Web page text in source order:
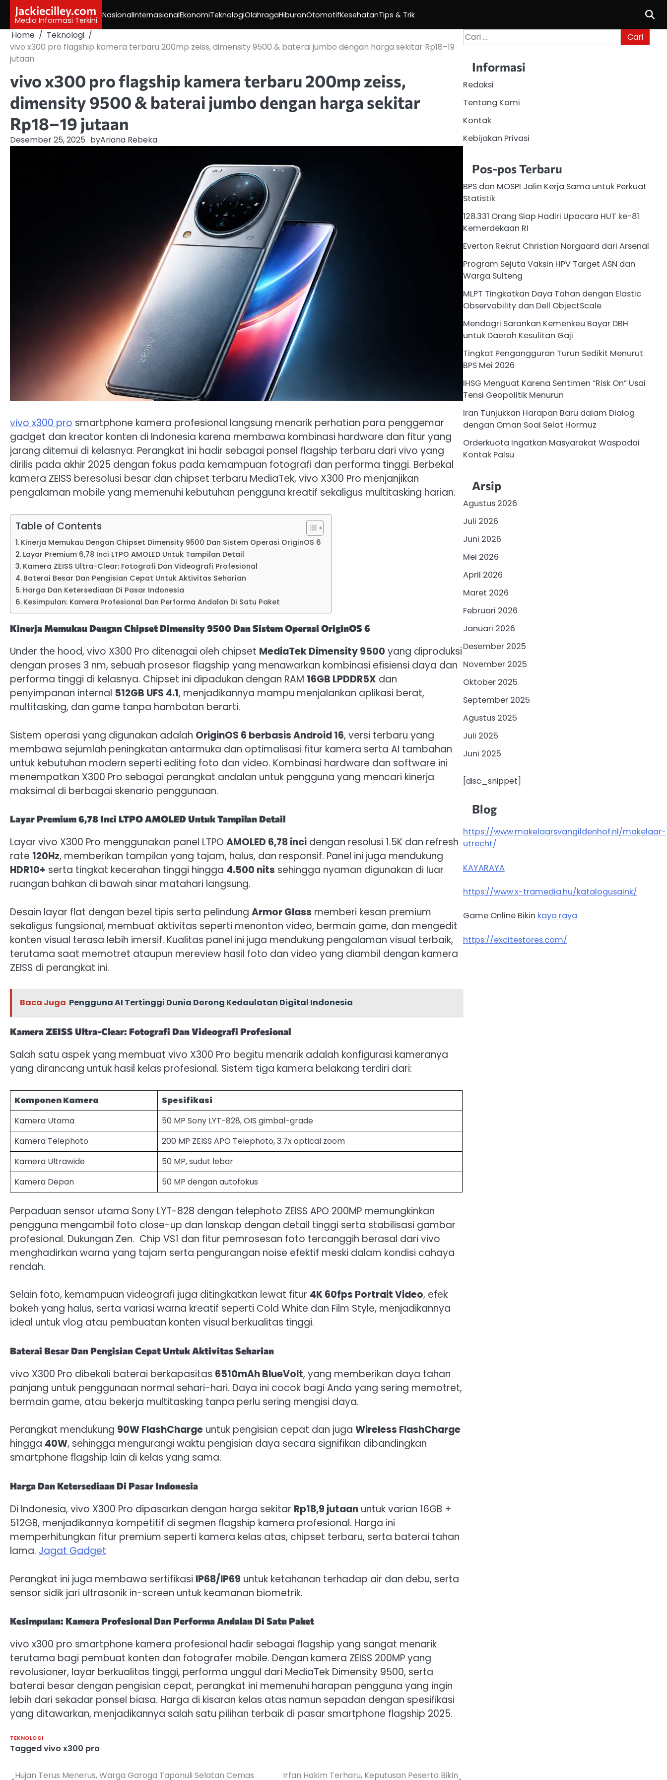
content
Jackiecilley.com
Media Informasi Terkini
NasionalInternasionalEkonomiTeknologiOlahragaHiburanOtomotifKesehatanTips & Trik
Home
Teknologi
vivo x300 pro flagship kamera terbaru 200mp zeiss, dimensity 9500 & baterai jumbo dengan harga sekitar Rp18–19
jutaan
vivo x300 pro flagship kamera terbaru 200mp zeiss,
dimensity 9500 & baterai jumbo dengan harga sekitar
Rp18–19 jutaan
Desember 25, 2025 byAriana Rebeka
vivo x300 pro smartphone kamera profesional langsung menarik perhatian para penggemar
gadget dan kreator konten di Indonesia karena membawa kombinasi hardware dan fitur yang
jarang ditemui di kelasnya. Perangkat ini hadir sebagai ponsel flagship terbaru dari vivo yang
dirilis pada akhir 2025 dengan fokus pada kemampuan fotografi dan performa tinggi. Berbekal
kamera ZEISS beresolusi besar dan chipset terbaru MediaTek, vivo X300 Pro menjanjikan
pengalaman mobile yang memenuhi kebutuhan pengguna kreatif sekaligus multitasking harian.
Table of Contents
Kinerja Memukau Dengan Chipset Dimensity 9500 Dan Sistem Operasi OriginOS 6
Layar Premium 6,78 Inci LTPO AMOLED Untuk Tampilan Detail
Kamera ZEISS Ultra-Clear: Fotografi Dan Videografi Profesional
Baterai Besar Dan Pengisian Cepat Untuk Aktivitas Seharian
Harga Dan Ketersediaan Di Pasar Indonesia
Kesimpulan: Kamera Profesional Dan Performa Andalan Di Satu Paket
Kinerja Memukau Dengan Chipset Dimensity 9500 Dan Sistem Operasi OriginOS 6
Under the hood, vivo X300 Pro ditenagai oleh chipset MediaTek Dimensity 9500 yang diproduksi
dengan proses 3 nm, sebuah prosesor flagship yang menawarkan kombinasi efisiensi daya dan
performa tinggi di kelasnya. Chipset ini dipadukan dengan RAM 16GB LPDDR5X dan
penyimpanan internal 512GB UFS 4.1, menjadikannya mampu menjalankan aplikasi berat,
multitasking, dan game tanpa hambatan berarti.
Sistem operasi yang digunakan adalah OriginOS 6 berbasis Android 16, versi terbaru yang
membawa sejumlah peningkatan antarmuka dan optimalisasi fitur kamera serta AI tambahan
untuk kebutuhan modern seperti editing foto dan video. Kombinasi hardware dan software ini
menempatkan X300 Pro sebagai perangkat andalan untuk pengguna yang mencari kinerja
maksimal di berbagai skenario penggunaan.
Layar Premium 6,78 Inci LTPO AMOLED Untuk Tampilan Detail
Layar vivo X300 Pro menggunakan panel LTPO AMOLED 6,78 inci dengan resolusi 1.5K dan refresh
rate 120Hz, memberikan tampilan yang tajam, halus, dan responsif. Panel ini juga mendukung
HDR10+ serta tingkat kecerahan tinggi hingga 4.500 nits sehingga nyaman digunakan di luar
ruangan bahkan di bawah sinar matahari langsung.
Desain layar flat dengan bezel tipis serta pelindung Armor Glass memberi kesan premium
sekaligus fungsional, membuat aktivitas seperti menonton video, bermain game, dan mengedit
konten visual terasa lebih imersif. Kualitas panel ini juga mendukung pengalaman visual terbaik,
terutama saat memotret ataupun mereview hasil foto dan video yang diambil dengan kamera
ZEISS di perangkat ini.
Baca Juga Pengguna AI Tertinggi Dunia Dorong Kedaulatan Digital Indonesia
Kamera ZEISS Ultra-Clear: Fotografi Dan Videografi Profesional
Salah satu aspek yang membuat vivo X300 Pro begitu menarik adalah konfigurasi kameranya
yang dirancang untuk hasil kelas profesional. Sistem tiga kamera belakang terdiri dari:
Komponen Kamera
Spesifikasi
Kamera Utama
50 MP Sony LYT-828, OIS gimbal-grade
Kamera Telephoto
200 MP ZEISS APO Telephoto, 3.7x optical zoom
Kamera Ultrawide
50 MP, sudut lebar
Kamera Depan
50 MP dengan autofokus
Perpaduan sensor utama Sony LYT-828 dengan telephoto ZEISS APO 200MP memungkinkan
pengguna mengambil foto close-up dan lanskap dengan detail tinggi serta stabilisasi gambar
profesional. Dukungan Zen. ⁠‍ ⁠Chip VS1 dan fitur pemrosesan foto tercanggih berasal dari vivo
menghadirkan warna yang tajam serta pengurangan noise efektif meski dalam kondisi cahaya
rendah.
Selain foto, kemampuan videografi juga ditingkatkan lewat fitur 4K 60fps Portrait Video, efek
bokeh yang halus, serta variasi warna kreatif seperti Cold White dan Film Style, menjadikannya
ideal untuk vlog atau pembuatan konten visual berkualitas tinggi.
Baterai Besar Dan Pengisian Cepat Untuk Aktivitas Seharian
vivo X300 Pro dibekali baterai berkapasitas 6510mAh BlueVolt, yang memberikan daya tahan
panjang untuk penggunaan normal sehari-hari. Daya ini cocok bagi Anda yang sering memotret,
bermain game, atau bekerja multitasking tanpa perlu sering mengisi daya.
Perangkat mendukung 90W FlashCharge untuk pengisian cepat dan juga Wireless FlashCharge
hingga 40W, sehingga mengurangi waktu pengisian daya secara signifikan dibandingkan
smartphone flagship lain di kelas yang sama.
Harga Dan Ketersediaan Di Pasar Indonesia
Di Indonesia, vivo X300 Pro dipasarkan dengan harga sekitar Rp18,9 jutaan untuk varian 16GB +
512GB, menjadikannya kompetitif di segmen flagship kamera profesional. Harga ini
memperhitungkan fitur premium seperti kamera kelas atas, chipset terbaru, serta baterai tahan
lama. Jagat Gadget
Perangkat ini juga membawa sertifikasi IP68/IP69 untuk ketahanan terhadap air dan debu, serta
sensor sidik jari ultrasonik in-screen untuk keamanan biometrik.
Kesimpulan: Kamera Profesional Dan Performa Andalan Di Satu Paket
vivo x300 pro smartphone kamera profesional hadir sebagai flagship yang sangat menarik
terutama bagi pembuat konten dan fotografer mobile. Dengan kamera ZEISS 200MP yang
revolusioner, layar berkualitas tinggi, performa unggul dari MediaTek Dimensity 9500, serta
baterai besar dengan pengisian cepat, perangkat ini memenuhi harapan pengguna yang ingin
lebih dari sekadar ponsel biasa. Harga di kisaran kelas atas namun sepadan dengan spesifikasi
yang ditawarkan, menjadikannya salah satu pilihan terbaik di pasar smartphone flagship 2025.
TEKNOLOGI
Taggedvivo x300 pro
Hujan Terus Menerus, Warga Garoga Tapanuli Selatan Cemas Irfan Hakim Terharu, Keputusan Peserta Bikin
Cari
untuk:
Informasi
Redaksi
Tentang Kami
Kontak
Kebijakan Privasi
Pos-pos Terbaru
BPS dan MOSPI Jalin Kerja Sama untuk Perkuat
Statistik
128.331 Orang Siap Hadiri Upacara HUT ke-81
Kemerdekaan RI
Everton Rekrut Christian Norgaard dari Arsenal
Program Sejuta Vaksin HPV Target ASN dan
Warga Sulteng
MLPT Tingkatkan Daya Tahan dengan Elastic
Observability dan Dell ObjectScale
Mendagri Sarankan Kemenkeu Bayar DBH
untuk Daerah Kesulitan Gaji
Tingkat Pengangguran Turun Sedikit Menurut
BPS Mei 2026
IHSG Menguat Karena Sentimen “Risk On” Usai
Tensi Geopolitik Menurun
Iran Tunjukkan Harapan Baru dalam Dialog
dengan Oman Soal Selat Hormuz
Orderkuota Ingatkan Masyarakat Waspadai
Kontak Palsu
Arsip
Agustus 2026
Juli 2026
Juni 2026
Mei 2026
April 2026
Maret 2026
Februari 2026
Januari 2026
Desember 2025
November 2025
Oktober 2025
September 2025
Agustus 2025
Juli 2025
Juni 2025
[disc_snippet]
Blog
https://www.makelaarsvangildenhof.nl/makelaar-
utrecht/
KAYARAYA
https://www.x-tramedia.hu/katalogusaink/
Game Online Bikin kaya raya
https://excitestores.com/